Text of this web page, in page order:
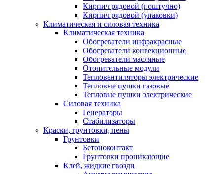
Кирпич рядовой (поштучно)
Кирпич рядовой (упаковки)
Климатическая и силовая техника
Климатическая техника
Обогреватели инфракрасные
Обогреватели конвекционные
Обогреватели масляные
Отопительные модули
Тепловентиляторы электрические
Тепловые пушки газовые
Тепловые пушки электрические
Силовая техника
Генераторы
Стабилизаторы
Краски, грунтовки, пены
Грунтовки
Бетоноконтакт
Грунтовки проникающие
Клей, жидкие гвозди